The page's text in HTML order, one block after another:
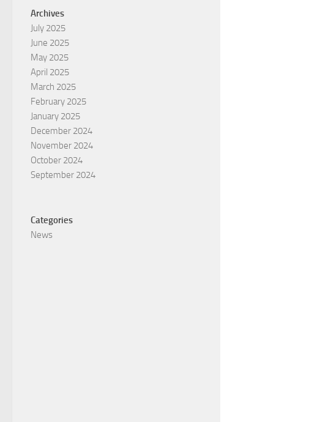
Archives
July 2025
June 2025
May 2025
April 2025
March 2025
February 2025
January 2025
December 2024
November 2024
October 2024
September 2024
Categories
News